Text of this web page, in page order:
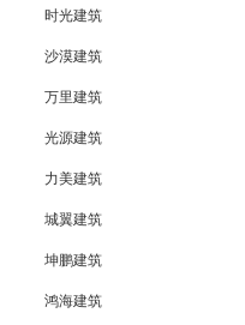
时光建筑
沙漠建筑
万里建筑
光源建筑
力美建筑
城翼建筑
坤鹏建筑
鸿海建筑